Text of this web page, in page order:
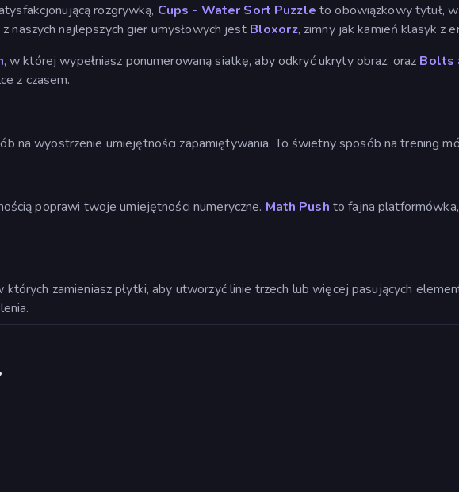
rozgrywką, Cups - Water Sort Puzzle to obowiązkowy tytuł,
naszych najlepszych gier umysłowych jest Bloxorz, zimny jak kamień klasyk z
, w której wypełniasz ponumerowaną siatkę, aby odkryć ukryty obraz, oraz Bolts
z czasem.
na wyostrzenie umiejętności zapamiętywania. To świetny sposób na trening
poprawi twoje umiejętności numeryczne. Math Push to fajna
których zamieniasz płytki, aby utworzyć linie trzech lub więcej pasujących